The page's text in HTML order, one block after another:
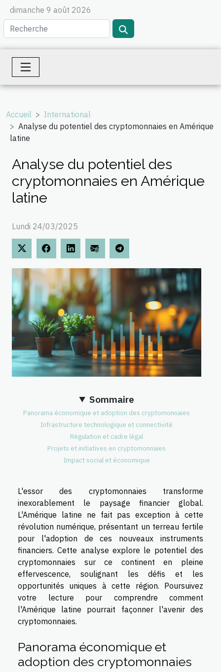
dimanche 9 août 2026
Accueil
International
Analyse du potentiel des cryptomonnaies en Amérique
latine
Analyse du potentiel des
cryptomonnaies en Amérique
latine
Lundi 24/03/2025
Sommaire
Panorama économique et adoption des cryptomonnaies
Infrastructure technologique et connectivité
Régulation et cadre légal
Projets et initiatives en cryptomonnaies
Impact social et économique
L'essor des cryptomonnaies transforme
inexorablement le paysage financier global.
L'Amérique latine ne fait pas exception à cette
révolution numérique, présentant un terreau fertile
pour l'adoption de ces nouveaux instruments
financiers. Cette analyse explore le potentiel des
cryptomonnaies sur ce continent en pleine
effervescence, soulignant les défis et les
opportunités uniques à cette région. Poursuivez
votre lecture pour comprendre comment
l'Amérique latine pourrait façonner l'avenir des
cryptomonnaies.
Panorama économique et
adoption des cryptomonnaies